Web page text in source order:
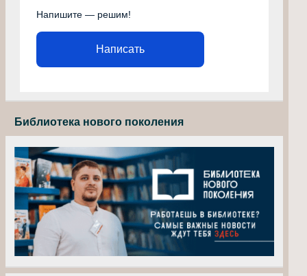
Напишите — решим!
Написать
Библиотека нового поколения